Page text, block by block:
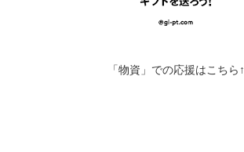
「物資」での応援はこちら↑